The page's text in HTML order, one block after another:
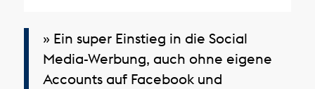
» Ein super Einstieg in die Social
Media-Werbung, auch ohne eigene
Accounts auf Facebook und